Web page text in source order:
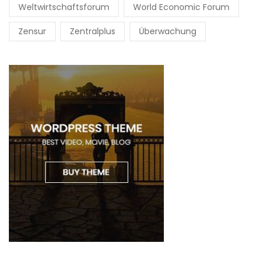
Weltwirtschaftsforum World Economic Forum
Zensur Zentralplus Überwachung